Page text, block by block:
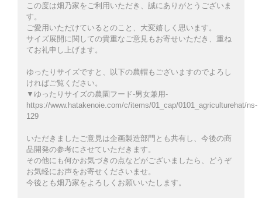
この度は畑乃家をご利用いただき、誠にありがとうございま
す。
ご愛用いただけているとのこと、大変嬉しく思います。
サイズ展開に関しての貴重なご意見もお寄せいただき、重ね
てお礼申し上げます。
ゆったりサイズですと、以下の農帽もございますのでよろし
ければご覧ください。
▼ゆったりサイズの農園フード-男女兼用-
https://www.hatakenoie.com/c/items/01_cap/0101_agriculturehat/ns-
129
いただきましたご意見は企画製造部門とも共有し、今後の商
品開発の参考にさせていただきます。
その他にも何かお気づきの点などがございましたら、どうぞ
お気軽にお声をお寄せくださいませ。
今後とも畑乃家をよろしくお願いいたします。